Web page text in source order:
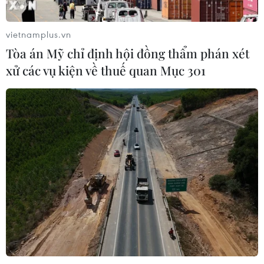
Xem thêm
CƠ QUAN CHỦ QUẢN: THÔNG TẤN XÃ VIỆT NAM
Tổng Biên tập: TRẦN TIẾN DUẨN
Phó Tổng Biên tập: NGUYỄN THỊ TÁM, KHÚC THANH
THỦY
Sở hữu trí tuệ
Quy định sử dụng
RSS
Hỗ trợ
Ngôn ngữ
TTXVN
vietnamplus.vn
Tòa án Mỹ chỉ định hội đồng thẩm phán xét
xử các vụ kiện về thuế quan Mục 301